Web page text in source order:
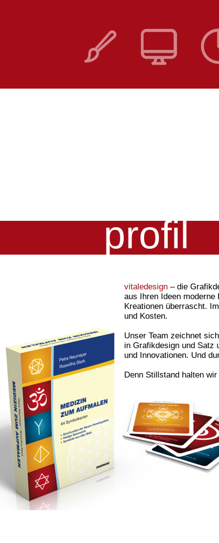
profil
vitaledesign – die
aus Ihren Ideen
Kreationen überrascht.
und Kosten.
Unser Team zeichnet
in Grafikdesign und Satz
und Innovationen. Und
Denn Stillstand halten